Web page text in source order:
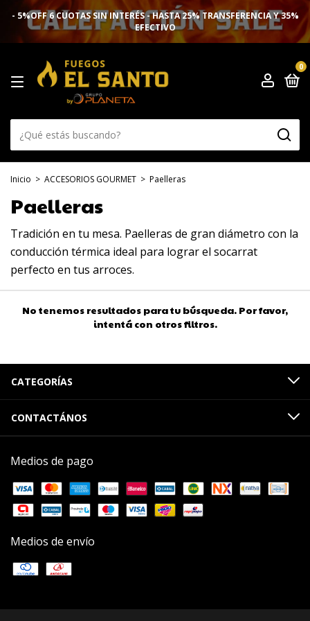
- 5%OFF 6 CUOTAS SIN INTERÉS - HASTA 25% TRANSFERENCIA Y 35%
EFECTIVO
0
Inicio > ACCESORIOS GOURMET > Paelleras
Paelleras
Tradición en tu mesa. Paelleras de gran diámetro con la
conducción térmica ideal para lograr el socarrat
perfecto en tus arroces.
No tenemos resultados para tu búsqueda. Por favor,
intentá con otros filtros.
CATEGORÍAS
CONTACTÁNOS
Medios de pago
Medios de envío